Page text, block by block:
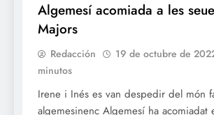
Algemesí acomiada a les
Majors
Redacción 19 de octubre de
minutos
Irene i Inés es van despedir del món
algemesinenc Algemesí ha acomiadat